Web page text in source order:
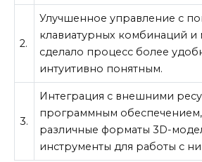
2.
Улучшенное управление с
клавиатурных комбинаций и
сделало процесс более
интуитивно понятным.
3.
Интеграция с внешними
программным обеспечением,
различные форматы 3D-
инструменты для работы с